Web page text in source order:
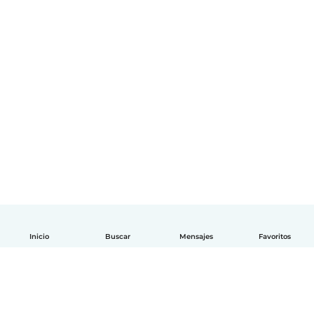
Inicio Buscar Mensajes Favoritos